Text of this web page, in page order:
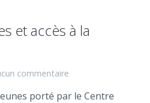
et accès à la
commentaire
porté par le Centre